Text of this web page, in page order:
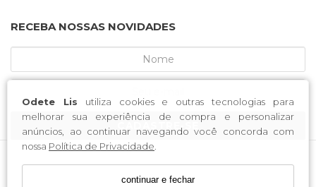
Odete Lis utiliza cookies e outras tecnologias para
melhorar sua experiência de compra e personalizar
anúncios, ao continuar navegando você concorda com
nossa Política de Privacidade.
continuar e fechar
RECEBA NOSSAS NOVIDADES
CADASTRE-SE
MCA CALCADOS / CNPJ: 52.233.219/0001-34